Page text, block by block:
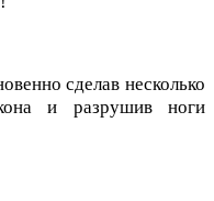
сделав несколько
и разрушив ноги